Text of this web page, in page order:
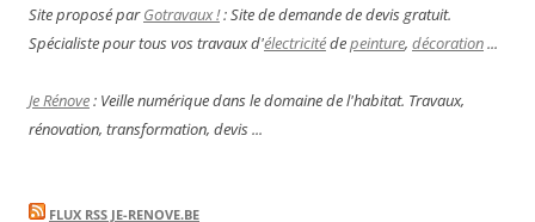
Site proposé parGotravaux !: Site de demande de devis gratuit.
Spécialiste pour tous vos travaux d'électricitédepeinture, décoration...
Je Rénove: Veille numérique dans le domaine de l'habitat. Travaux,
rénovation, transformation, devis ...
FLUX RSS JE-RENOVE.BE